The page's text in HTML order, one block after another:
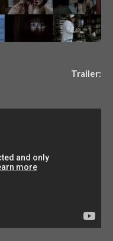
Trailer: